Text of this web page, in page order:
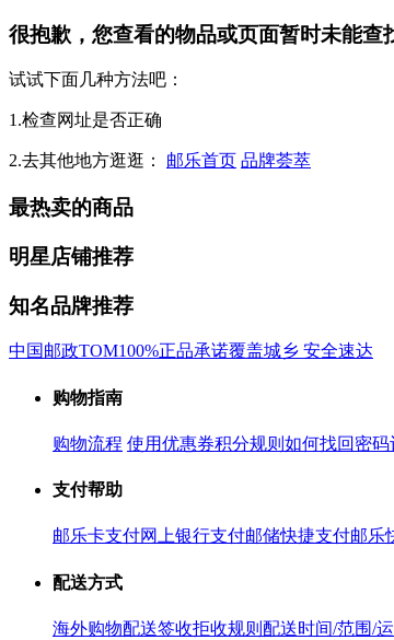
很抱歉，您查看的物品或页面暂时未能查
试试下面几种方法吧：
1.检查网址是否正确
2.去其他地方逛逛： 邮乐首页 品牌荟萃
最热卖的商品
明星店铺推荐
知名品牌推荐
中国邮政TOM100%正品承诺覆盖城乡 安全速达
购物指南
购物流程 使用优惠券积分规则 如何找回密码
支付帮助
邮乐卡支付网上银行支付邮储快捷支付邮乐
配送方式
海外购物配送签收拒收规则 配送时间/范围/